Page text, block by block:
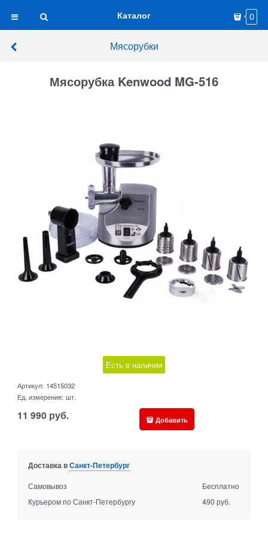
Каталог 0
Мясорубки
Мясорубка Kenwood MG-516
Есть в наличии
Артикул: 14515032
Ед. измерения: шт.
11 990 руб. Добавить
Доставка вСанкт-Петербург
Самовывоз
Бесплатно
Курьером по Санкт-Петербургу
490 руб.